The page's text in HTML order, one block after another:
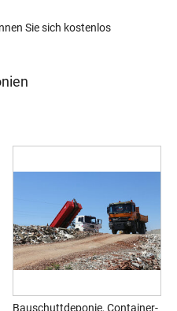
Sie sich kostenlos
Bauschuttdeponie, Container-